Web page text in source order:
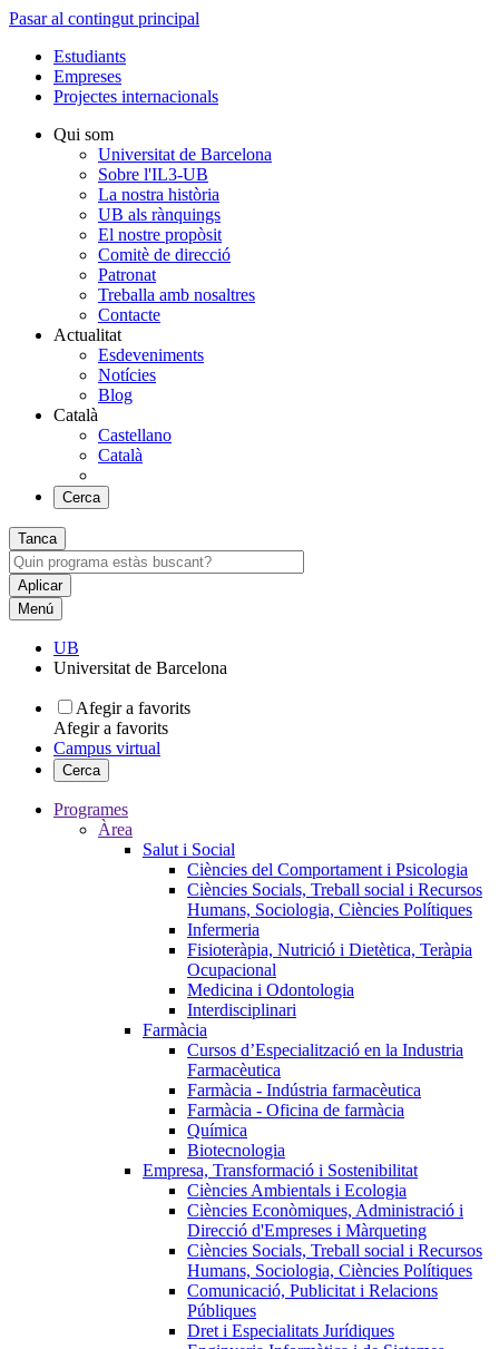
Pasar al contingut principal
Estudiants
Empreses
Projectes internacionals
Qui som
Universitat de Barcelona
Sobre l'IL3-UB
La nostra història
UB als rànquings
El nostre propòsit
Comitè de direcció
Patronat
Treballa amb nosaltres
Contacte
Actualitat
Esdeveniments
Notícies
Blog
Català
Castellano
Català
Cerca
Tanca
Menú
UB
Universitat de Barcelona
Afegir a favorits
Afegir a favorits
Campus virtual
Cerca
Programes
Àrea
Salut i Social
Ciències del Comportament i Psicologia
Ciències Socials, Treball social i Recursos
Humans, Sociologia, Ciències Polítiques
Infermeria
Fisioteràpia, Nutrició i Dietètica, Teràpia
Ocupacional
Medicina i Odontologia
Interdisciplinari
Farmàcia
Cursos d’Especialització en la Industria
Farmacèutica
Farmàcia - Indústria farmacèutica
Farmàcia - Oficina de farmàcia
Química
Biotecnologia
Empresa, Transformació i Sostenibilitat
Ciències Ambientals i Ecologia
Ciències Econòmiques, Administració i
Direcció d'Empreses i Màrqueting
Ciències Socials, Treball social i Recursos
Humans, Sociologia, Ciències Polítiques
Comunicació, Publicitat i Relacions
Públiques
Dret i Especialitats Jurídiques